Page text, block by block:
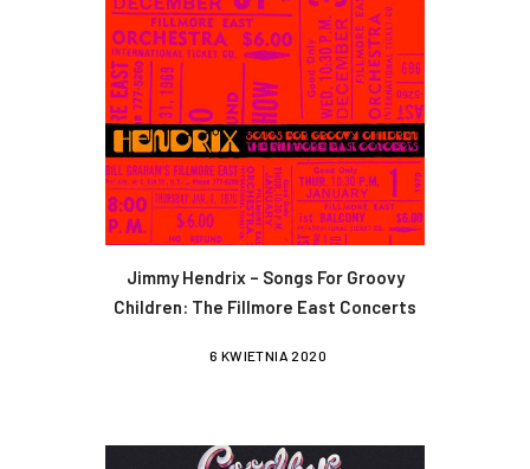
Jimmy Hendrix – Songs For Groovy
Children: The Fillmore East Concerts
6 KWIETNIA 2020